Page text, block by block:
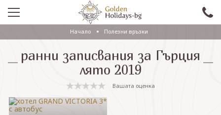
ПРОМО
EКСКУРЗИИ СЪС САМОЛЕТ
ЕКСКУРЗИИ С АВТОБУС
САМОЛЕТНИ ПОЧИВКИ
Начало Полезни връзки
ранни записвания за Гърция
лято 2019
Вашата оценка